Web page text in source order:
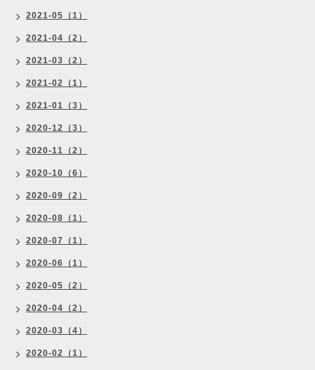
2021-05（1）
2021-04（2）
2021-03（2）
2021-02（1）
2021-01（3）
2020-12（3）
2020-11（2）
2020-10（6）
2020-09（2）
2020-08（1）
2020-07（1）
2020-06（1）
2020-05（2）
2020-04（2）
2020-03（4）
2020-02（1）